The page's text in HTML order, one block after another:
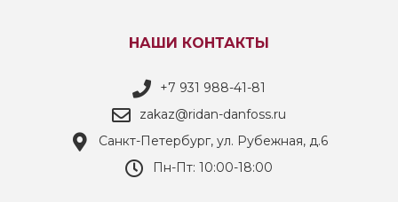
НАШИ КОНТАКТЫ
+7 931 988-41-81
zakaz@ridan-danfoss.ru
Санкт-Петербург, ул. Рубежная, д.6
Пн-Пт: 10:00-18:00